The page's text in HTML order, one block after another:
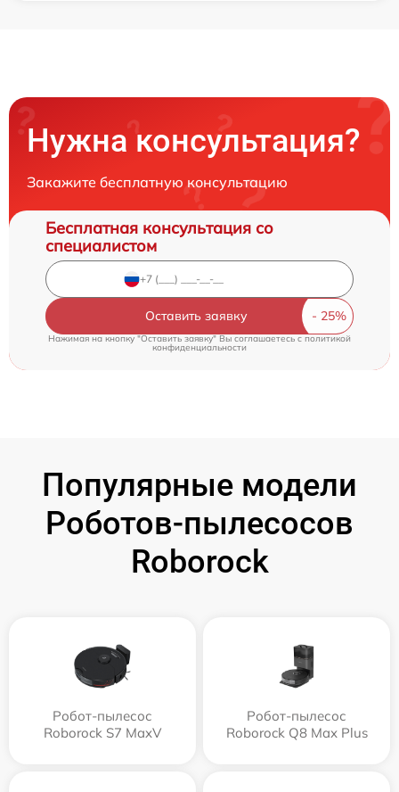
Нужна консультация?
Закажите бесплатную консультацию
Бесплатная консультация со
специалистом
Оставить заявку
Нажимая на кнопку "Оставить заявку" Вы соглашаетесь cполитикой
конфиденциальности
Популярные модели
Роботов-пылесосов
Roborock
Робот-пылесос
Roborock S7 MaxV
Робот-пылесос
Roborock Q8 Max Plus